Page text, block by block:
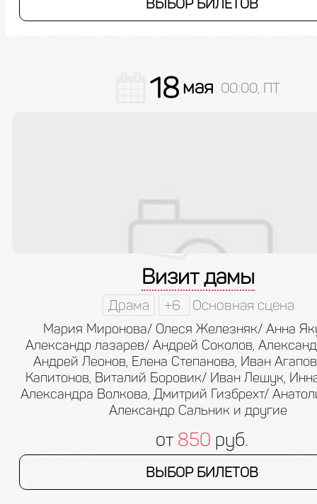
18мая 00:00, ПТ
Визит дамы
Драма +6 Основная сцена
Мария Миронова/ Олеся Железняк/ Анна
Александр лазарев/ Андрей Соколов,
Андрей Леонов, Елена Степанова, Иван
Капитонов, Виталий Боровик/ Иван Лешук,
Александра Волкова, Дмитрий Гизбрехт/
Александр Сальник и другие
от 850 руб.
ВЫБОР БИЛЕТОВ